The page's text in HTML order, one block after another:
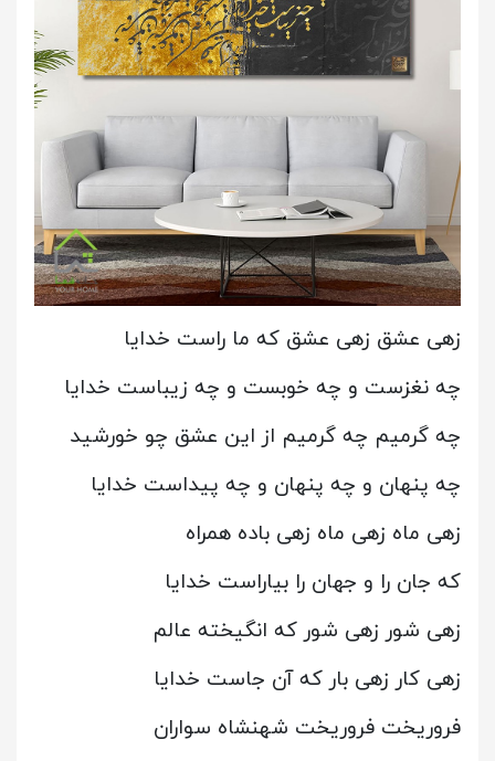
زهی عشق زهی عشق که ما راست خدایا
چه نغزست و چه خوبست و چه زیباست خدایا
چه گرمیم چه گرمیم از این عشق چو خورشید
چه پنهان و چه پنهان و چه پیداست خدایا
زهی ماه زهی ماه زهی باده همراه
که جان را و جهان را بیاراست خدایا
زهی شور زهی شور که انگیخته عالم
زهی کار زهی بار که آن جاست خدایا
فروریخت فروریخت شهنشاه سواران